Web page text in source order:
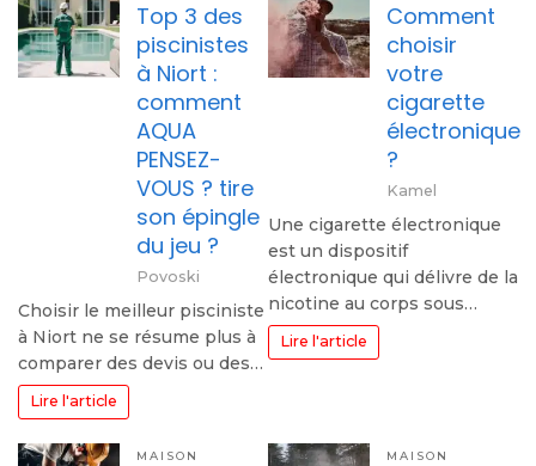
Top 3 des
piscinistes
à Niort :
comment
AQUA
PENSEZ-
VOUS ? tire
son épingle
du jeu ?
Povoski
Choisir le meilleur pisciniste
à Niort ne se résume plus à
comparer des devis ou des…
Lire l'article
Comment
choisir
votre
cigarette
électronique
?
Kamel
Une cigarette électronique
est un dispositif
électronique qui délivre de la
nicotine au corps sous…
Lire l'article
MAISON MAISON